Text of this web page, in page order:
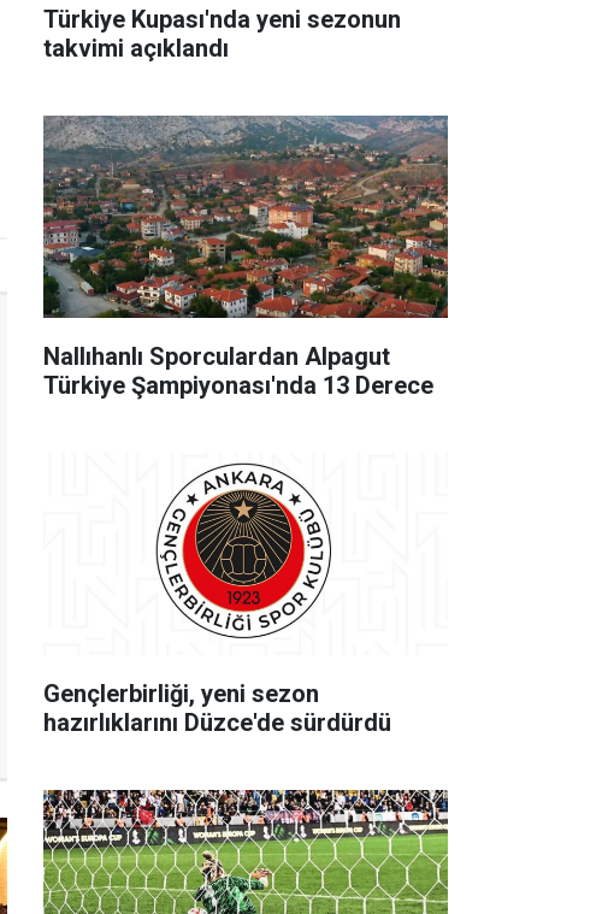
Türkiye Kupası'nda yeni sezonun
takvimi açıklandı
Nallıhanlı Sporculardan Alpagut
Türkiye Şampiyonası'nda 13 Derece
Gençlerbirliği, yeni sezon
hazırlıklarını Düzce'de sürdürdü